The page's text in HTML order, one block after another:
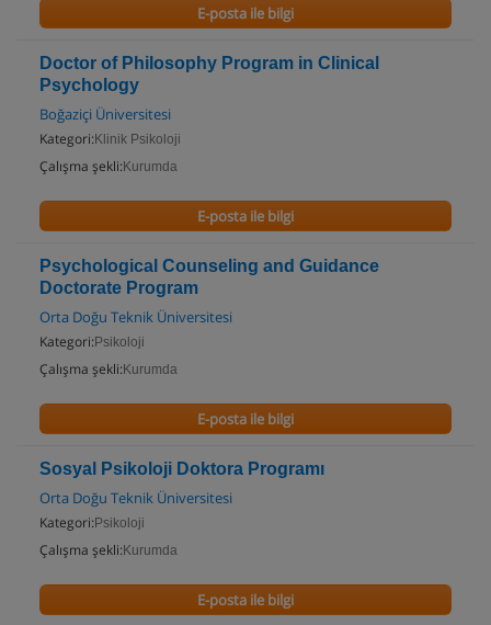
E-posta ile bilgi
Doctor of Philosophy Program in Clinical
Psychology
Boğaziçi Üniversitesi
Kategori: Klinik Psikoloji
Çalışma şekli: Kurumda
E-posta ile bilgi
Psychological Counseling and Guidance
Doctorate Program
Orta Doğu Teknik Üniversitesi
Kategori: Psikoloji
Çalışma şekli: Kurumda
E-posta ile bilgi
Sosyal Psikoloji Doktora Programı
Orta Doğu Teknik Üniversitesi
Kategori: Psikoloji
Çalışma şekli: Kurumda
E-posta ile bilgi